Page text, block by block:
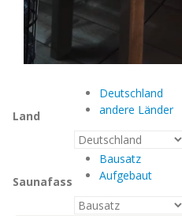
Land
Deutschland
andere Länder
Saunafass
Bausatz
Aufgebaut